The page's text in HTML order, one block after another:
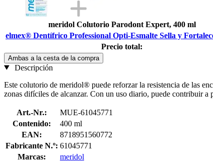
meridol Colutorio Parodont Expert, 400 ml
elmex® Dentífrico Professional Opti-Esmalte Sella y
Precio total:
Ambas a la cesta de la compra
Descripción
Este colutorio de meridol® puede reforzar la resistencia de las
zonas difíciles de alcanzar. Con un uso diario, puede contribuir
Art.-Nr.:
MUE-61045771
Contenido:
400 ml
EAN:
8718951560772
Fabricante N.º: 61045771
Marcas:
meridol